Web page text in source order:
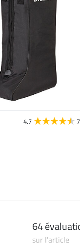
4.7
64
sur l'article